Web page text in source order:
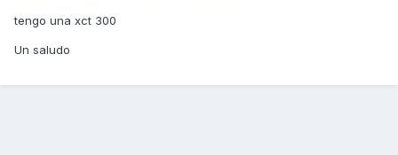
tengo una xct 300
Un saludo